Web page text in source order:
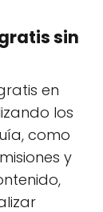
sin
en
los
como
y